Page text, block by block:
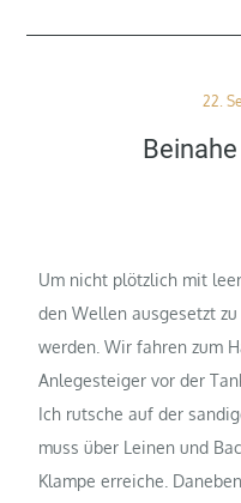
22.
Um nicht plötzlich mit
den Wellen ausgesetzt
werden. Wir fahren zum
Anlegesteiger vor der
Ich rutsche auf der
muss über Leinen und
Klampe erreiche.